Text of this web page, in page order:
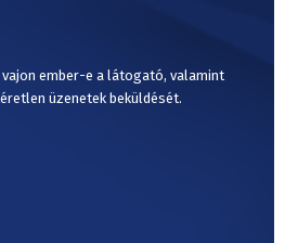
vajon ember-e a látogató, valamint
üzenetek beküldését.